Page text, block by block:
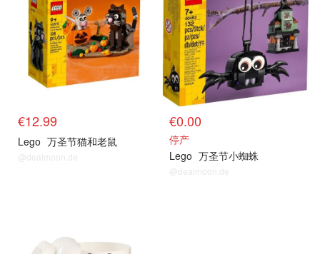
€12.99
Lego 万圣节猫和老鼠
@dealmoon.de
€0.00
停产
Lego 万圣节小蜘蛛
@dealmoon.de